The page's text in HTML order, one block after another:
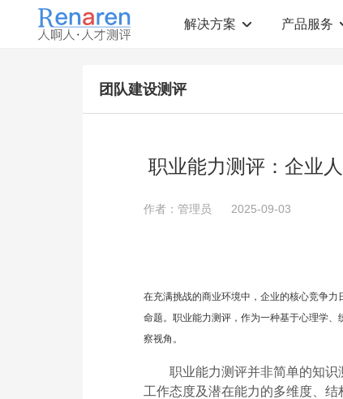
解决方案
测评解决方案
人才盘点
员工生涯规划 360°在线评估
产品服务
人才测评产品
青年干部能力测评
人才测评工具 AI招聘测评工具
团队建设测评
职业能力测评：企业
作者：管理员 2025-09-03
在充满挑战的商业环境中，企业的核心竞争
命题。职业能力测评，作为一种基于心理学
察视角。
职业能力测评并非简单的知识
工作态度及潜在能力的多维度、